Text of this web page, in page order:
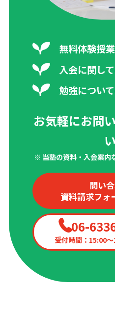
無料体験授
入会に関し
勉強につい
お気軽にお問
い
※ 当塾の資料・入会案内
問い
資料請求フォ
06-
受付時間：15:00〜